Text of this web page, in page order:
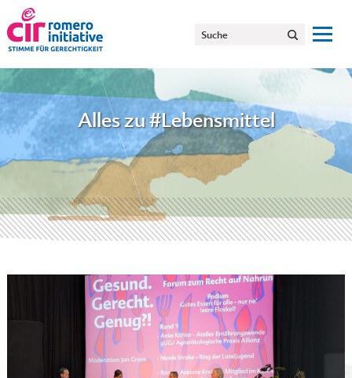
Alles zu #Lebensmittel